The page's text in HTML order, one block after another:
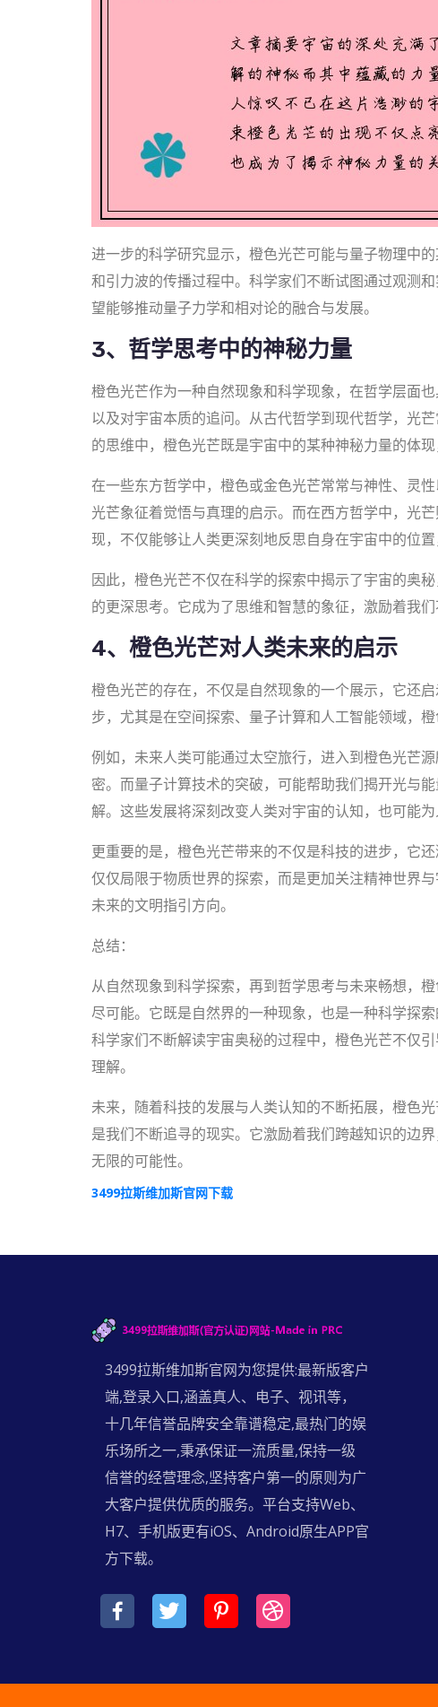
进一步的科学研究显示，橙色光芒可能与量子物理中
和引力波的传播过程中。科学家们不断试图通过观测
望能够推动量子力学和相对论的融合与发展。
3、哲学思考中的神秘力量
橙色光芒作为一种自然现象和科学现象，在哲学层面
以及对宇宙本质的追问。从古代哲学到现代哲学，光
的思维中，橙色光芒既是宇宙中的某种神秘力量的体现
在一些东方哲学中，橙色或金色光芒常常与神性、灵
光芒象征着觉悟与真理的启示。而在西方哲学中，光
现，不仅能够让人类更深刻地反思自身在宇宙中的位
因此，橙色光芒不仅在科学的探索中揭示了宇宙的奥
的更深思考。它成为了思维和智慧的象征，激励着我们
4、橙色光芒对人类未来的启示
橙色光芒的存在，不仅是自然现象的一个展示，它还
步，尤其是在空间探索、量子计算和人工智能领域，
例如，未来人类可能通过太空旅行，进入到橙色光芒
密。而量子计算技术的突破，可能帮助我们揭开光与
解。这些发展将深刻改变人类对宇宙的认知，也可能为
更重要的是，橙色光芒带来的不仅是科技的进步，它
仅仅局限于物质世界的探索，而是更加关注精神世界
未来的文明指引方向。
总结：
从自然现象到科学探索，再到哲学思考与未来畅想，
尽可能。它既是自然界的一种现象，也是一种科学探
科学家们不断解读宇宙奥秘的过程中，橙色光芒不仅
理解。
未来，随着科技的发展与人类认知的不断拓展，橙色
是我们不断追寻的现实。它激励着我们跨越知识的边
无限的可能性。
3499拉斯维加斯官网下载
3499拉斯维加斯官网为您提供:最新版客户
端,登录入口,涵盖真人、电子、视讯等，
十几年信誉品牌安全靠谱稳定,最热门的娱
乐场所之一,秉承保证一流质量,保持一级
信誉的经营理念,坚持客户第一的原则为广
大客户提供优质的服务。平台支持Web、
H7、手机版更有iOS、Android原生APP官
方下载。